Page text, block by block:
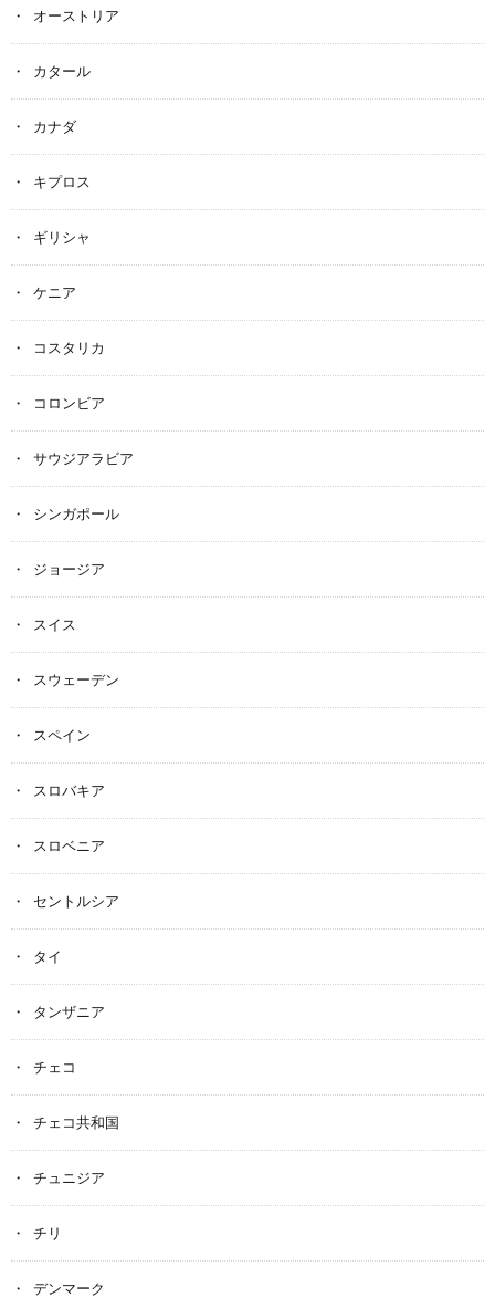
オーストリア
カタール
カナダ
キプロス
ギリシャ
ケニア
コスタリカ
コロンビア
サウジアラビア
シンガポール
ジョージア
スイス
スウェーデン
スペイン
スロバキア
スロベニア
セントルシア
タイ
タンザニア
チェコ
チェコ共和国
チュニジア
チリ
デンマーク